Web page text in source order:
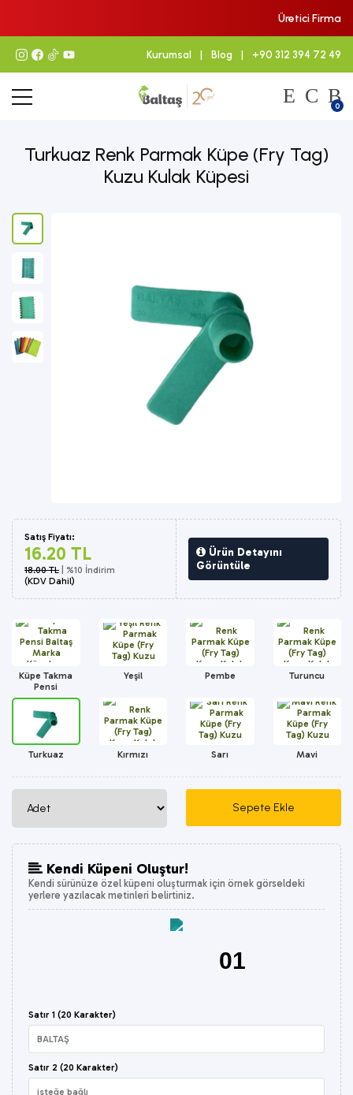
Üretici Firma
Kurumsal | Blog | +90 312 394 72 49
0
Turkuaz Renk Parmak Küpe (Fry Tag)
Kuzu Kulak Küpesi
Satış Fiyatı:
16.20 TL
18.00 TL | %10 İndirim
(KDV Dahil)
Ürün Detayını
Görüntüle
Küpe Takma
Pensi
Yeşil Pembe Turuncu
Turkuaz Kırmızı Sarı Mavi
Kendi Küpeni Oluştur!
Kendi sürünüze özel küpeni oluşturmak için örnek görseldeki
yerlere yazılacak metinleri belirtiniz.
01
Satır 1 (20 Karakter)
Satır 2 (20 Karakter)